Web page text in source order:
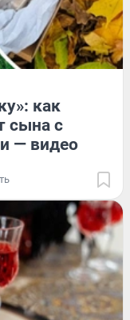
как
сына с
— видео